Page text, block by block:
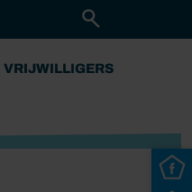
VRIJWILLIGERS